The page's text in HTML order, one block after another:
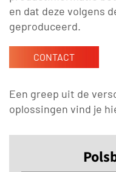
en dat deze volgens
geproduceerd.
CONTACT
Een greep uit de
oplossingen vind je